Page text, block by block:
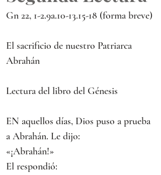
Gn 22, 1-2.9a.10-13.15-18 (forma breve)
El sacrificio de nuestro Patriarca
Abrahán
Lectura del libro del Génesis
EN aquellos días, Dios puso a prueba
a Abrahán. Le dijo:
«¡Abrahán!»
El respondió: